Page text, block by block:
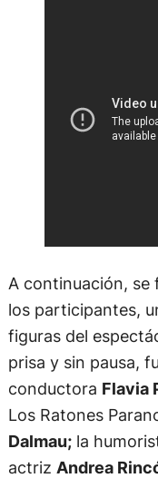
A continuación, se
los participantes,
figuras del
prisa y sin pausa,
conductora Flavia
Los Ratones
Dalmau;la
actriz Andrea